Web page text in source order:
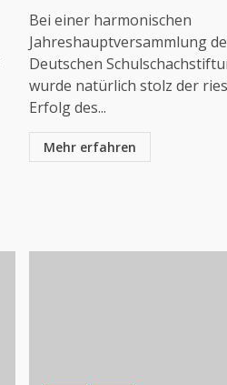
Bei einer harmonischen
Jahreshauptversammlung
Deutschen
wurde natürlich stolz der
Erfolg des...
Mehr erfahren